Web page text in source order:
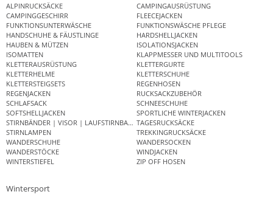
ALPINRUCKSÄCKE
CAMPINGAUSRÜSTUNG
CAMPINGGESCHIRR
FLEECEJACKEN
FUNKTIONSUNTERWÄSCHE
FUNKTIONSWÄSCHE PFLEGE
HANDSCHUHE & FÄUSTLINGE
HARDSHELLJACKEN
HAUBEN & MÜTZEN
ISOLATIONSJACKEN
ISOMATTEN
KLAPPMESSER UND MULTITOOLS
KLETTERAUSRÜSTUNG
KLETTERGURTE
KLETTERHELME
KLETTERSCHUHE
KLETTERSTEIGSETS
REGENHOSEN
REGENJACKEN
RUCKSACKZUBEHÖR
SCHLAFSACK
SCHNEESCHUHE
SOFTSHELLJACKEN
SPORTLICHE WINTERJACKEN
STIRNBÄNDER | VISOR | LAUFSTIRNBANDTAGESRUCKSÄCKE
STIRNLAMPEN
TREKKINGRUCKSÄCKE
WANDERSCHUHE
WANDERSOCKEN
WANDERSTÖCKE
WINDJACKEN
WINTERSTIEFEL
ZIP OFF HOSEN
Wintersport